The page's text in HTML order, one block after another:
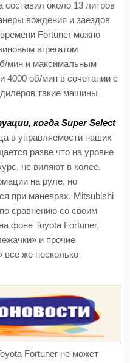
составил около 13 литров
вождения и заездов
Fortuner можно
агрегатом
мин и максимальным
об/мин в сочетании с
такие машины
когда Super Select
в управляемости наших
разве что на уровне
не виляют в колее.
на руле, но
при маневрах. Mitsubishi
сравнению со своим
фоне Toyota Fortuner,
и прочие
все же несколько
Fortuner не может